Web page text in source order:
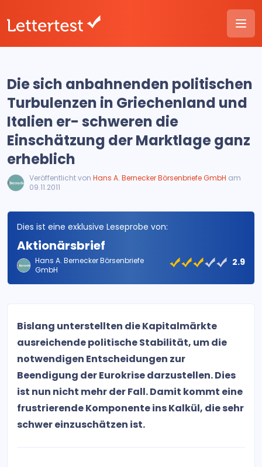
Die sich anbahnenden politischen
Turbulenzen in Griechenland und
Italien er- schweren die
Einschätzung der Marktlage ganz
erheblich
Veröffentlicht von Hans A. Bernecker Börsenbriefe GmbH am
09.11.2011
Dies ist eine exklusive Leseprobe von:
Aktionärsbrief
Hans A. Bernecker Börsenbriefe
GmbH
2.9
Bislang unterstellten die Kapitalmärkte
ausreichende politische Stabilität, um die
notwendigen Entscheidungen zur
Beendigung der Eurokrise darzustellen. Dies
ist nun nicht mehr der Fall. Damit kommt eine
frustrierende Komponente ins Kalkül, die sehr
schwer einzuschätzen ist.